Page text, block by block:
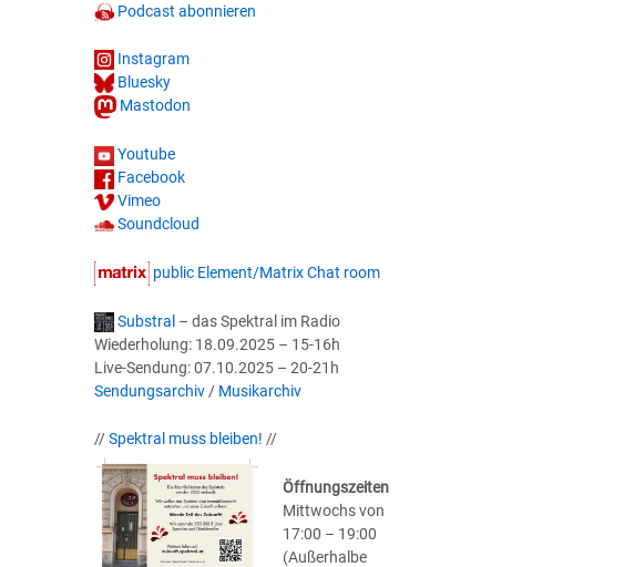
Podcast abonnieren
Instagram
Bluesky
Mastodon
Youtube
Facebook
Vimeo
Soundcloud
public Element/Matrix Chat room
Substral – das Spektral im Radio
Wiederholung: 18.09.2025 – 15-16h
Live-Sendung: 07.10.2025 – 20-21h
Sendungsarchiv/ Musikarchiv
//Spektral muss bleiben! //
Öffnungszeiten
Mittwochs von
17:00 – 19:00
(Außerhalbe